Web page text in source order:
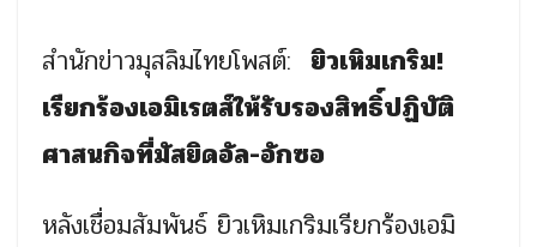
สำนักข่าวมุสลิมไทยโพสต์: ยิวเหิมเกริม!
เรียกร้องเอมิเรตส์ให้รับรองสิทธิ์ปฏิบัติ
ศาสนกิจที่มัสยิดอัล-อักซอ
หลังเชื่อมสัมพันธ์ ยิวเหิมเกริมเรียกร้องเอมิ